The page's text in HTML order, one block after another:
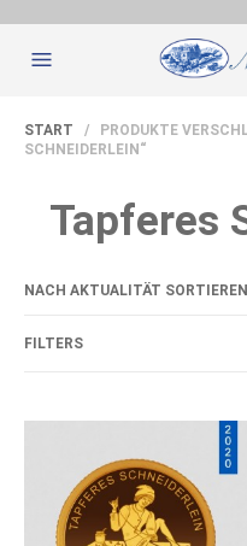
START / PRODUKTE
SCHNEIDERLEIN“
Tapferes
FILTERS